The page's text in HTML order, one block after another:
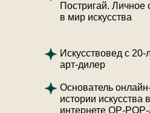
Искусствовед с
арт-дилер
Основатель
истории искусства
интернете OP-
Постригай. Личное
в мир искусства